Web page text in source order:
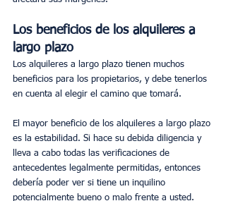
Los beneficios de los alquileres a
largo plazo
Los alquileres a largo plazo tienen muchos
beneficios para los propietarios, y debe tenerlos
en cuenta al elegir el camino que tomará.
El mayor beneficio de los alquileres a largo plazo
es la estabilidad. Si hace su debida diligencia y
lleva a cabo todas las verificaciones de
antecedentes legalmente permitidas, entonces
debería poder ver si tiene un inquilino
potencialmente bueno o malo frente a usted.